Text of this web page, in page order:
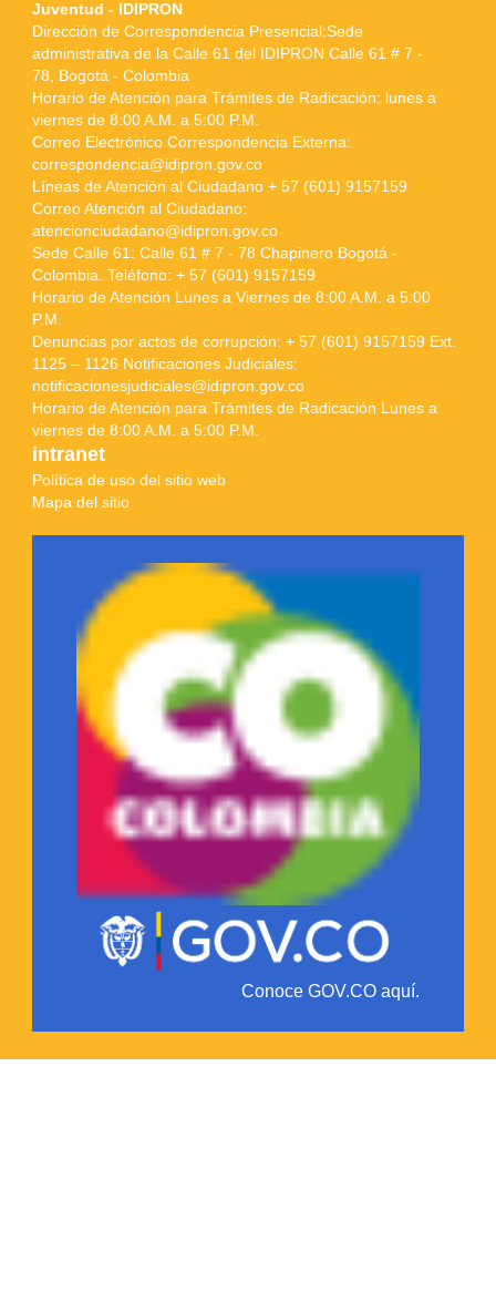
Juventud - IDIPRON
Dirección de Correspondencia Presencial:Sede
administrativa de la Calle 61 del IDIPRON Calle 61 # 7 -
78, Bogotá - Colombia
Horario de Atención para Trámites de Radicación: lunes a
viernes de 8:00 A.M. a 5:00 P.M.
Correo Electrónico Correspondencia Externa:
correspondencia@idipron.gov.co
Líneas de Atención al Ciudadano + 57 (601) 9157159
Correo Atención al Ciudadano:
atencionciudadano@idipron.gov.co
Sede Calle 61: Calle 61 # 7 - 78 Chapinero Bogotá -
Colombia. Teléfono: + 57 (601) 9157159
Horario de Atención Lunes a Viernes de 8:00 A.M. a 5:00
P.M.
Denuncias por actos de corrupción: + 57 (601) 9157159 Ext.
1125 – 1126 Notificaciones Judiciales:
notificacionesjudiciales@idipron.gov.co
Horario de Atención para Trámites de Radicación Lunes a
viernes de 8:00 A.M. a 5:00 P.M.
intranet
Política de uso del sitio web
Mapa del sitio
Conoce GOV.CO aquí.